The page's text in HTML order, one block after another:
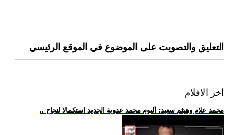
التعليق والتصويت على الموضوع في الموقع الرئيسي
اخر الافلام
.. محمد علام وهيثم سعيد: ألبوم محمد عدوية الجديد استكمالا لنجاح